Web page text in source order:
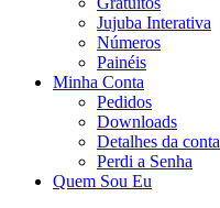
Jujuba Interativa
Números
Painéis
Minha Conta
Pedidos
Downloads
Detalhes da conta
Perdi a Senha
Quem Sou Eu